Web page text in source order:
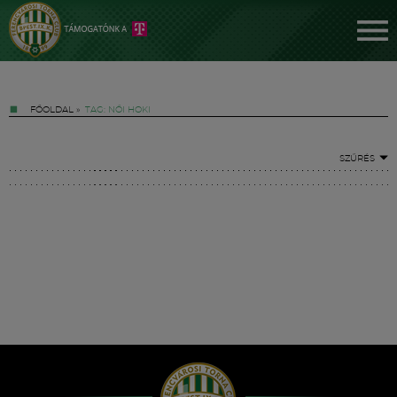
FŐOLDAL » TAG: NŐI HOKI
SZŰRÉS
Hírek